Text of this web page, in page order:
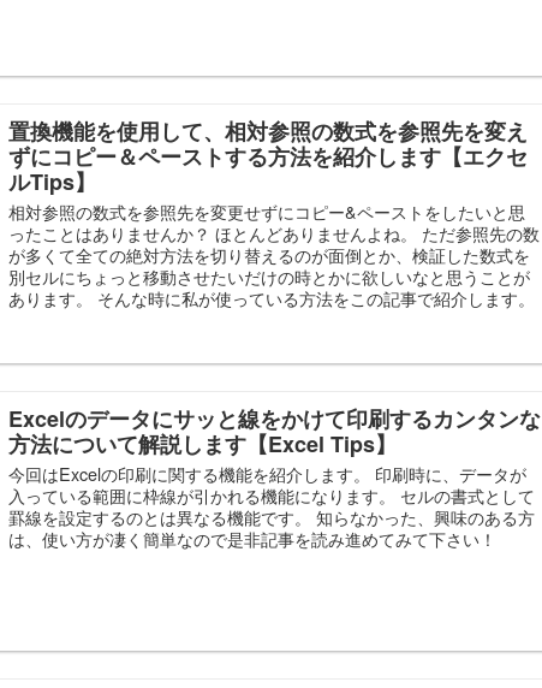
置換機能を使用して、相対参照の数式を参照先を変え
ずにコピー＆ペーストする方法を紹介します【エクセ
ルTips】
相対参照の数式を参照先を変更せずにコピー&ペーストをしたいと思
ったことはありませんか？ ほとんどありませんよね。 ただ参照先の数
が多くて全ての絶対方法を切り替えるのが面倒とか、検証した数式を
別セルにちょっと移動させたいだけの時とかに欲しいなと思うことが
あります。 そんな時に私が使っている方法をこの記事で紹介します。
Excelのデータにサッと線をかけて印刷するカンタンな
方法について解説します【Excel Tips】
今回はExcelの印刷に関する機能を紹介します。 印刷時に、データが
入っている範囲に枠線が引かれる機能になります。 セルの書式として
罫線を設定するのとは異なる機能です。 知らなかった、興味のある方
は、使い方が凄く簡単なので是非記事を読み進めてみて下さい！